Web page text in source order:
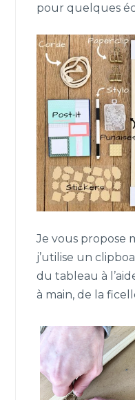
pour quelques
Je vous propose
j’utilise un
du tableau à
à main, de la